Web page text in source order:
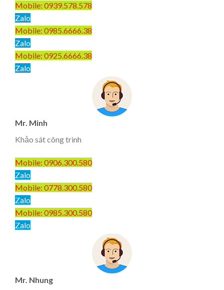
Mobile: 0939.578.578
Zalo
Mobile: 0985.6666.38
Zalo
Mobile: 0925.6666.38
Zalo
Mr. Minh
Khảo sát công trình
Mobile: 0906.300.580
Zalo
Mobile: 0778.300.580
Zalo
Mobile: 0985.300.580
Zalo
Mr. Nhung